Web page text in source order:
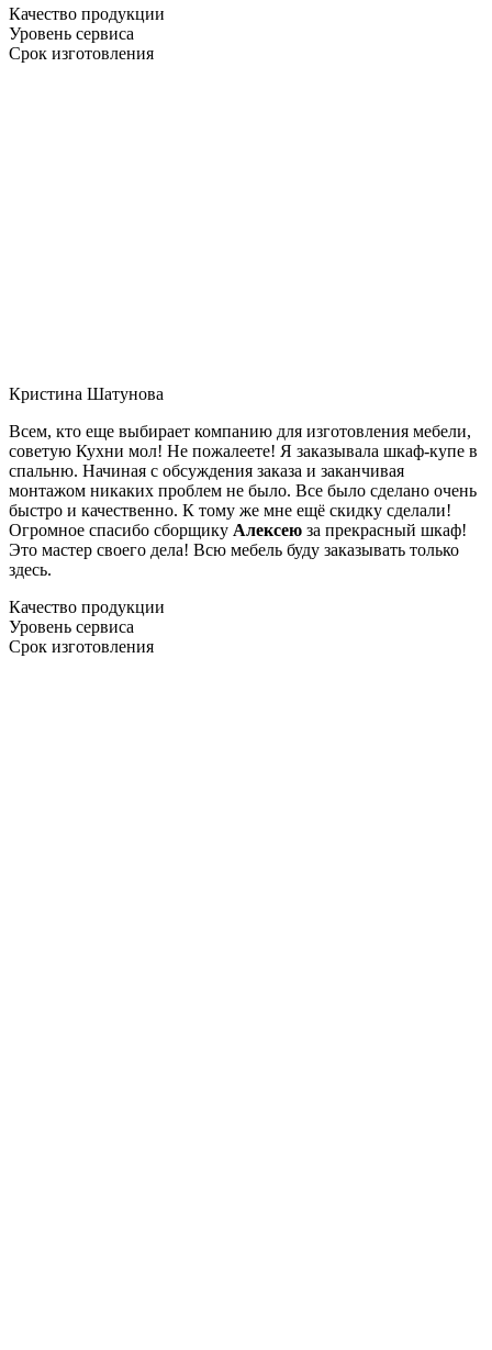
Качество продукции
Уровень сервиса
Срок изготовления
Кристина Шатунова
Всем, кто еще выбирает компанию для изготовления мебели,
советую Кухни мол! Не пожалеете! Я заказывала шкаф-купе в
спальню. Начиная с обсуждения заказа и заканчивая
монтажом никаких проблем не было. Все было сделано очень
быстро и качественно. К тому же мне ещё скидку сделали!
Огромное спасибо сборщику Алексею за прекрасный шкаф!
Это мастер своего дела! Всю мебель буду заказывать только
здесь.
Качество продукции
Уровень сервиса
Срок изготовления